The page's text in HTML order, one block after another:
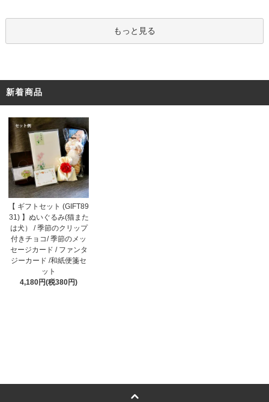
もっと見る
新着商品
【 ギフトセット (GIFT89
31) 】ぬいぐるみ(猫また
は犬） / 季節のクリップ
付きチョコ/ 季節のメッ
セージカード / ファンタ
ジーカード /和紙便箋セ
ット
4,180円(税380円)